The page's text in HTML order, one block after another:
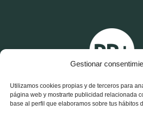
Gestionar
Utilizamos cookies propias y de terceros para
página web y mostrarte publicidad relacionada
base al perfil que elaboramos sobre tus hábitos